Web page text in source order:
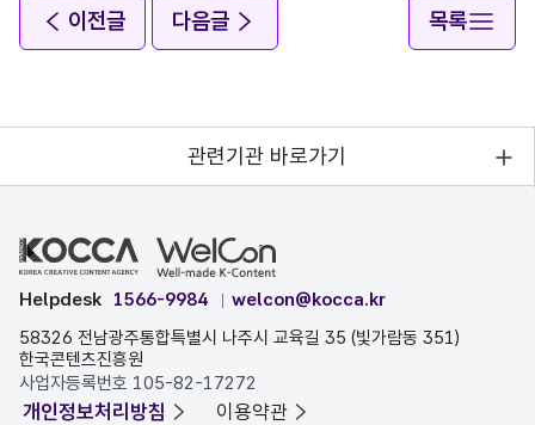
이전글 다음글 목록
관련기관 바로가기
Helpdesk 1566-9984
welcon@kocca.kr
58326 전남광주통합특별시 나주시 교육길 35 (빛가람동 351)
한국콘텐츠진흥원
사업자등록번호 105-82-17272
개인정보처리방침
이용약관